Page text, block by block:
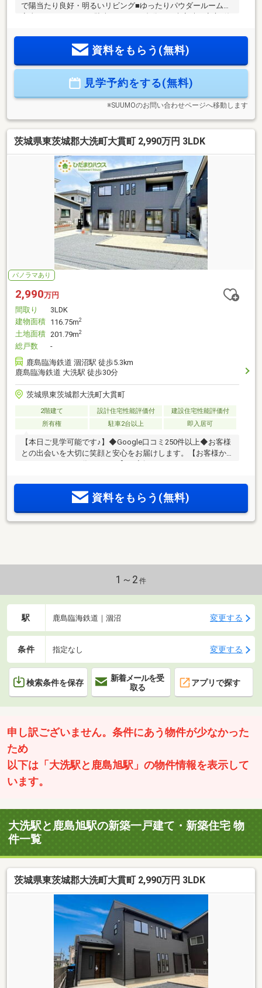
で陽当たり良好・明るいリビング■ゆったりパウダールームで
19分■南中学校 徒歩17分■セイミヤ大洗店 徒歩22分■大洗駅 徒
歩27分◆ご案内現地のご見学を随時承っております。図面や
資料をもらう(無料)
見学予約をする(無料)
※SUUMOのお問い合わせページへ移動します
茨城県東茨城郡大洗町大貫町 2,990万円 3LDK
パノラマあり
2,990万円
間取り
3LDK
建物面積 116.75m2
土地面積 201.79m2
総戸数
-
鹿島臨海鉄道 涸沼駅 徒歩5.3km
鹿島臨海鉄道 大洗駅 徒歩30分
茨城県東茨城郡大洗町大貫町
2階建て 設計住宅性能評価付
建設住宅性能評価付
所有権
駐車2台以上 即入居可
【本日ご見学可能です♪】◆Google口コミ250件以上◆お客様
との出会いを大切に笑顔と安心をお届けします。【お客様か
らのありがとうの為に、、、】お家探しは、ひだまりハウス
資料をもらう(無料)
1～2 件
駅 鹿島臨海鉄道｜涸沼 変更する
条件 指定なし 変更する
検索条件を保存
新着メールを受
取る
アプリで探す
申し訳ございません。条件にあう物件が少なかった
ため
以下は「大洗駅と鹿島旭駅」の物件情報を表示して
います。
大洗駅と鹿島旭駅の新築一戸建て・新築住宅 物
件一覧
茨城県東茨城郡大洗町大貫町 2,990万円 3LDK